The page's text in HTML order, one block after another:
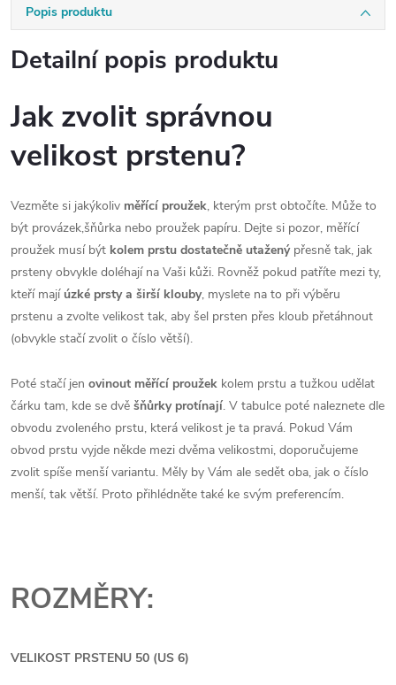
Popis produktu
Detailní popis produktu
Jak zvolit správnou
velikost prstenu?
Vezměte si jakýkoliv měřící proužek, kterým prst obtočíte. Může to
být provázek,šňůrka nebo proužek papíru. Dejte si pozor, měřící
proužek musí být kolem prstu dostatečně utaženýpřesně tak, jak
prsteny obvykle doléhají na Vaši kůži. Rovněž pokud patříte mezi ty,
kteří mají úzké prsty a širší klouby, myslete na to při výběru
prstenu a zvolte velikost tak, aby šel prsten přes kloub přetáhnout
(obvykle stačí zvolit o číslo větší).
Poté stačí jen ovinout měřící proužek kolem prstu a tužkou udělat
čárku tam, kde se dvě šňůrky protínají. V tabulce poté naleznete dle
obvodu zvoleného prstu, která velikost je ta pravá. Pokud Vám
obvod prstu vyjde někde mezi dvěma velikostmi, doporučujeme
zvolit spíše menší variantu. Měly by Vám ale sedět oba, jak o číslo
menší, tak větší. Proto přihlédněte také ke svým preferencím.
ROZMĚRY:
VELIKOST PRSTENU 50 (US 6)